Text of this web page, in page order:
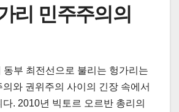
리 민주주의의
동부 최전선으로 불리는 헝가리는
와 권위주의 사이의 긴장 속에서
. 2010년 빅토르 오르반 총리의